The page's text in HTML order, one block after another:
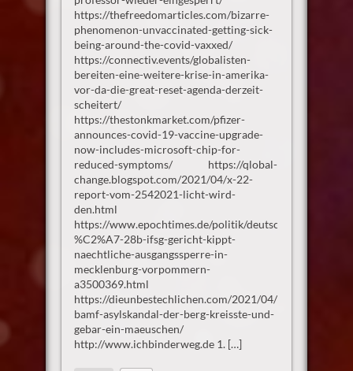
https://thefreedomarticles.com/bizarre-
phenomenon-unvaccinated-getting-sick-
being-around-the-covid-vaxxed/
https://connectiv.events/globalisten-
bereiten-eine-weitere-krise-in-amerika-
vor-da-die-great-reset-agenda-derzeit-
scheitert/
https://thestonkmarket.com/pfizer-
announces-covid-19-vaccine-upgrade-
now-includes-microsoft-chip-for-
reduced-symptoms/ https://qlobal-
change.blogspot.com/2021/04/x-22-
report-vom-2542021-licht-wird-
den.html
https://www.epochtimes.de/politik/deutschland/trotz-
%C2%A7-28b-ifsg-gericht-kippt-
naechtliche-ausgangssperre-in-
mecklenburg-vorpommern-
a3500369.html
https://dieunbestechlichen.com/2021/04/bremer-
bamf-asylskandal-der-berg-kreisste-und-
gebar-ein-maeuschen/
http://www.ichbinderweg.de 1. […]